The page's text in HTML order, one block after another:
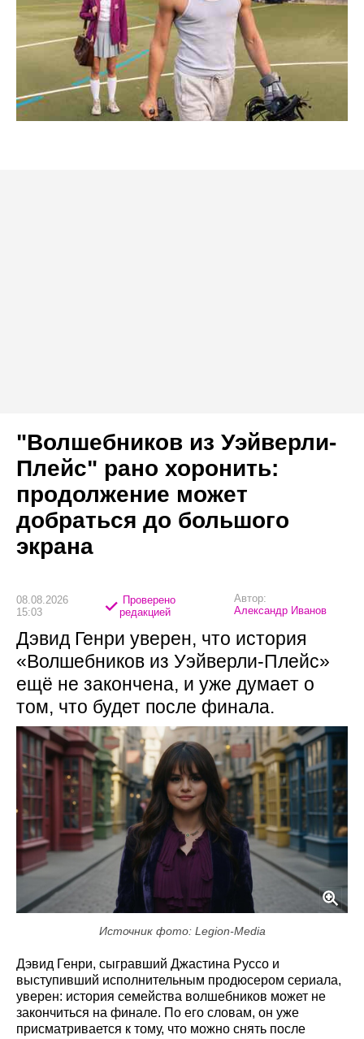
"Волшебников из Уэйверли-
Плейс" рано хоронить:
продолжение может
добраться до большого
экрана
08.08.2026
15:03
Проверено
редакцией
Автор:
Александр Иванов
Дэвид Генри уверен, что история
«Волшебников из Уэйверли-Плейс»
ещё не закончена, и уже думает о
том, что будет после финала.
Источник фото: Legion-Media
Дэвид Генри, сыгравший Джастина Руссо и
выступивший исполнительным продюсером сериала,
уверен: история семейства волшебников может не
закончиться на финале. По его словам, он уже
присматривается к тому, что можно снять после